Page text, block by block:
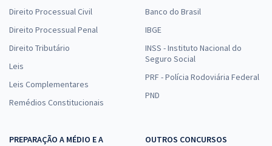
Direito Processual Civil
Direito Processual Penal
Direito Tributário
Leis
Leis Complementares
Remédios Constitucionais
Banco do Brasil
IBGE
INSS - Instituto Nacional do
Seguro Social
PRF - Polícia Rodoviária Federal
PND
PREPARAÇÃO A MÉDIO E A
OUTROS CONCURSOS